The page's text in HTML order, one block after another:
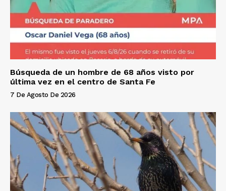
Búsqueda de un hombre de 68 años visto por
última vez en el centro de Santa Fe
7 De Agosto De 2026